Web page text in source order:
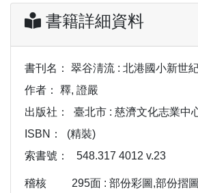
書籍詳細資料
書刊名：
翠谷淸流 : 北港國小新世
作者：
釋, 證嚴
出版社：
臺北市 : 慈濟文化志業中
ISBN：
(精裝)
索書號：
548.317 4012 v.23
稽核
295面 : 部份彩圖,部份摺